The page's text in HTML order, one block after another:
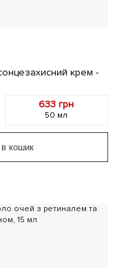
крем -
633 грн
50 мл
кошик